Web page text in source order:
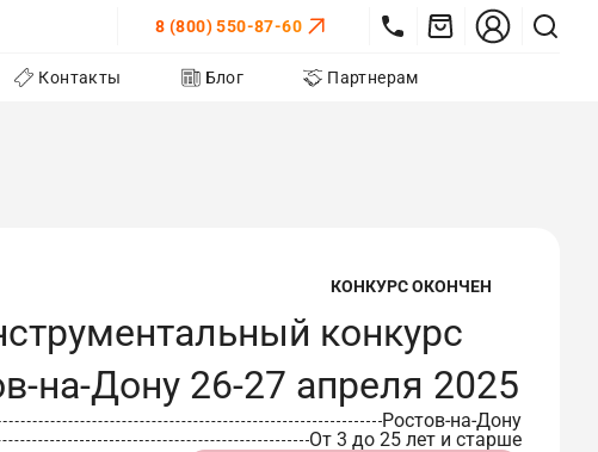
8 (800) 550-87-60
Контакты Блог Партнерам
КОНКУРС ОКОНЧЕН
конкурс
на-Дону 26-27 апреля 2025
Ростов-на-Дону
От 3 до 25 лет и старше